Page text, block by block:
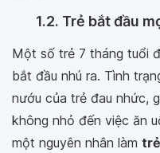
1.2. Trẻ bắt đầu
Một số trẻ 7 tháng tuổi
bắt đầu nhú ra. Tình
nướu của trẻ đau nhức,
không nhỏ đến việc ăn
một nguyên nhân làm